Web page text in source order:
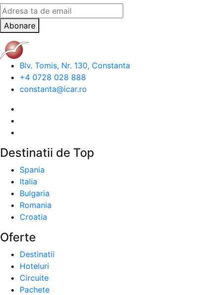
Abonare
Blv. Tomis, Nr. 130, Constanta
+4 0728 028 888
constanta@icar.ro
Destinatii de Top
Spania
Italia
Bulgaria
Romania
Croatia
Oferte
Destinatii
Hoteluri
Circuite
Pachete